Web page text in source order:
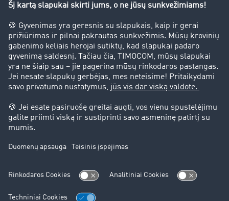
Sėkmės istorijos
Klientai įdarbina klientus
Teisinė informacija
Teisinis pranešimas
Duomenų apsauga
Slapukų nustatymai
Pagalba